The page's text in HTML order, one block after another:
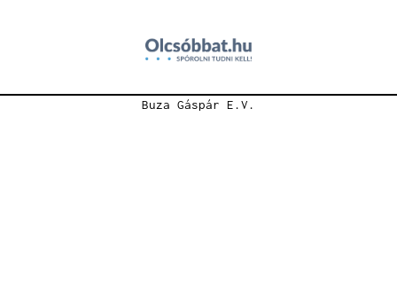
Buza Gáspár E.V.